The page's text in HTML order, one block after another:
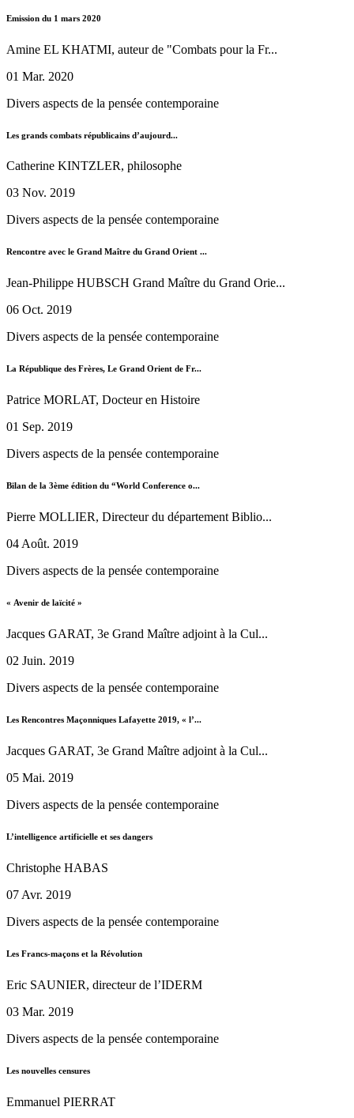
Emission du 1 mars 2020
Amine EL KHATMI, auteur de "Combats pour la Fr...
01 Mar. 2020
Divers aspects de la pensée contemporaine
Les grands combats républicains d’aujourd...
Catherine KINTZLER, philosophe
03 Nov. 2019
Divers aspects de la pensée contemporaine
Rencontre avec le Grand Maître du Grand Orient ...
Jean-Philippe HUBSCH Grand Maître du Grand Orie...
06 Oct. 2019
Divers aspects de la pensée contemporaine
La République des Frères, Le Grand Orient de Fr...
Patrice MORLAT, Docteur en Histoire
01 Sep. 2019
Divers aspects de la pensée contemporaine
Bilan de la 3ème édition du “World Conference o...
Pierre MOLLIER, Directeur du département Biblio...
04 Août. 2019
Divers aspects de la pensée contemporaine
« Avenir de laïcité »
Jacques GARAT, 3e Grand Maître adjoint à la Cul...
02 Juin. 2019
Divers aspects de la pensée contemporaine
Les Rencontres Maçonniques Lafayette 2019, « l’...
Jacques GARAT, 3e Grand Maître adjoint à la Cul...
05 Mai. 2019
Divers aspects de la pensée contemporaine
L’intelligence artificielle et ses dangers
Christophe HABAS
07 Avr. 2019
Divers aspects de la pensée contemporaine
Les Francs-maçons et la Révolution
Eric SAUNIER, directeur de l’IDERM
03 Mar. 2019
Divers aspects de la pensée contemporaine
Les nouvelles censures
Emmanuel PIERRAT